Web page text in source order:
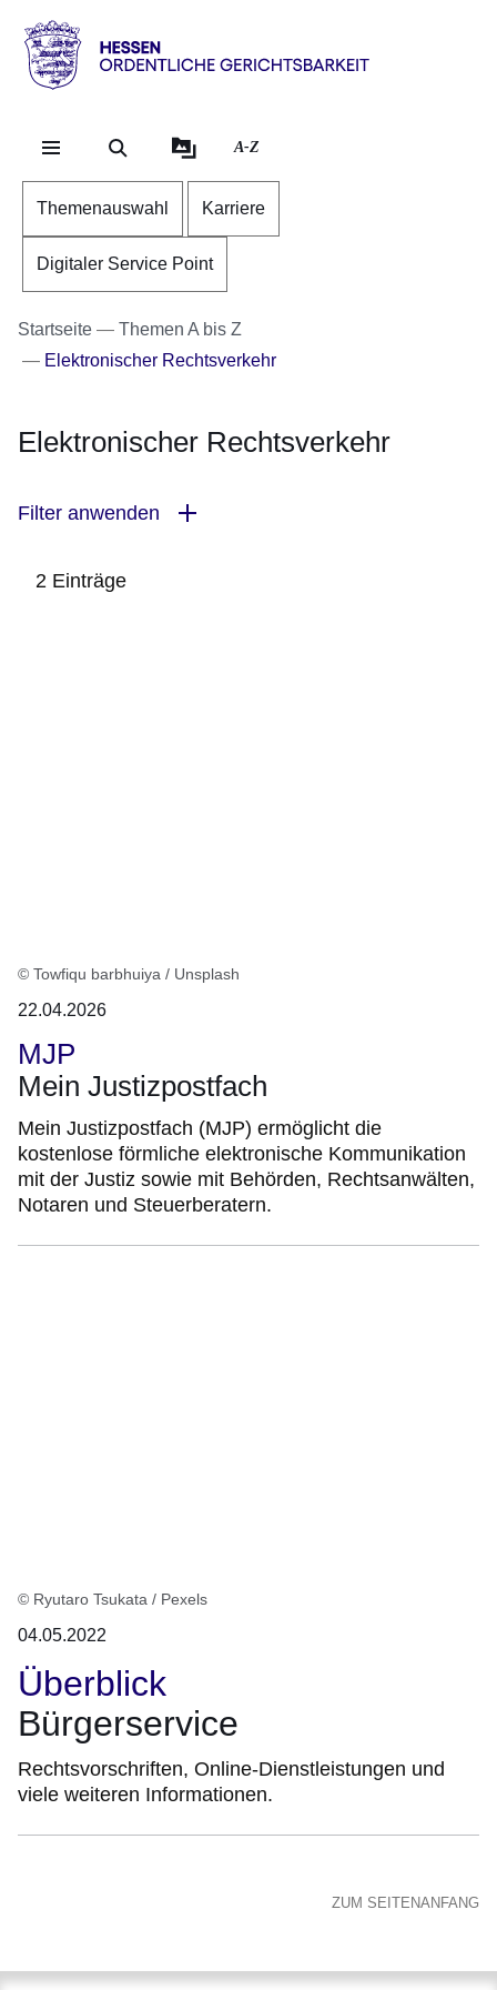
Direkt zum Kopf der
Direkt zum Inhalt
Direkt zum Fuß der
Hessen
Ordentliche
Gerichtsbarkeit
A-Z
Themenauswahl Karriere
Digitaler Service Point
Startseite
Themen A bis Z
Elektronischer Rechtsverkehr
Elektronischer Rechtsverkehr
Filter anwenden
2 Einträge
© Towfiqu barbhuiya / Unsplash
22.04.2026
MJP
Mein Justizpostfach
Mein Justizpostfach (MJP) ermöglicht die
kostenlose förmliche elektronische Kommunikation
mit der Justiz sowie mit Behörden, Rechtsanwälten,
Notaren und Steuerberatern.
© Ryutaro Tsukata / Pexels
04.05.2022
Überblick
Bürgerservice
Rechtsvorschriften, Online-Dienstleistungen und
viele weiteren Informationen.
ZUM SEITENANFANG